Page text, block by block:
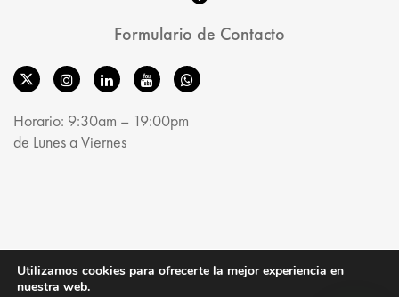
Formulario de Contacto
Horario: 9:30am – 19:00pm
de Lunes a Viernes
Utilizamos cookies para ofrecerte la mejor experiencia en
nuestra web.